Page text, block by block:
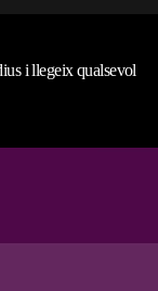
i llegeix qualsevol